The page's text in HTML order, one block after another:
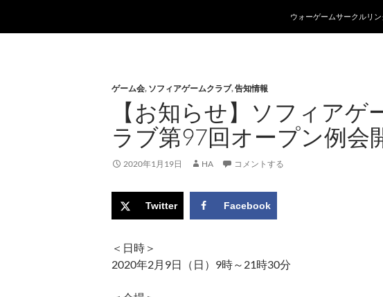
ウォーゲームサークルリ
ゲーム会, ソフィアゲームクラブ,告知情報
【お知らせ】ソフィアゲ
ラブ第97回オープン例会
2020年1月19日 HA コメントする
Twitter Facebook
＜日時＞
2020年2月9日（日）9時～21時30分